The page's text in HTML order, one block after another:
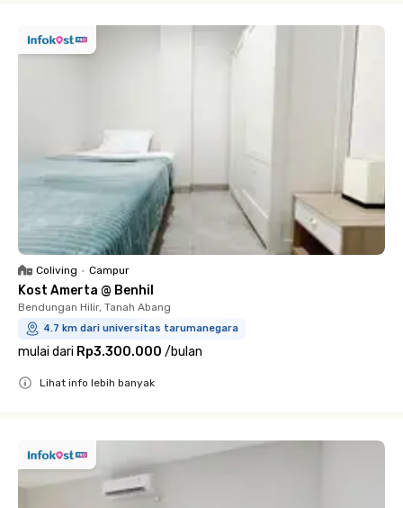
Coliving • Campur
Kost Amerta @ Benhil
Bendungan Hilir, Tanah Abang
4.7 km dari universitas tarumanegara
mulai dari Rp3.300.000 /bulan
Lihat info lebih banyak